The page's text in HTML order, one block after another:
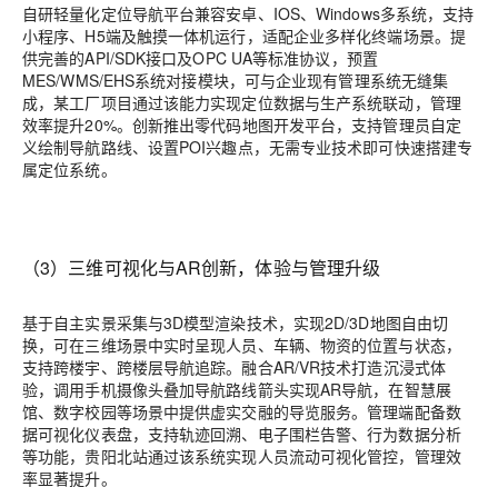
自研轻量化定位导航平台兼容安卓、IOS、Windows多系统，支持
小程序、H5端及触摸一体机运行，适配企业多样化终端场景。提
供完善的API/SDK接口及OPC UA等标准协议，预置
MES/WMS/EHS系统对接模块，可与企业现有管理系统无缝集
成，某工厂项目通过该能力实现定位数据与生产系统联动，管理
效率提升20%。创新推出零代码地图开发平台，支持管理员自定
义绘制导航路线、设置POI兴趣点，无需专业技术即可快速搭建专
属定位系统。
（3）三维可视化与AR创新，体验与管理升级
基于自主实景采集与3D模型渲染技术，实现2D/3D地图自由切
换，可在三维场景中实时呈现人员、车辆、物资的位置与状态，
支持跨楼宇、跨楼层导航追踪。融合AR/VR技术打造沉浸式体
验，调用手机摄像头叠加导航路线箭头实现AR导航，在智慧展
馆、数字校园等场景中提供虚实交融的导览服务。管理端配备数
据可视化仪表盘，支持轨迹回溯、电子围栏告警、行为数据分析
等功能，贵阳北站通过该系统实现人员流动可视化管控，管理效
率显著提升。